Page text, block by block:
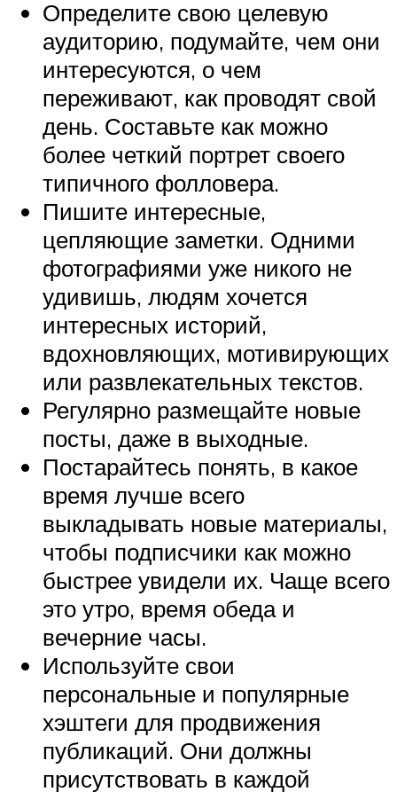
Определите свою целевую
аудиторию, подумайте, чем они
интересуются, о чем
переживают, как проводят свой
день. Составьте как можно
более четкий портрет своего
типичного фолловера.
Пишите интересные,
цепляющие заметки. Одними
фотографиями уже никого не
удивишь, людям хочется
интересных историй,
вдохновляющих, мотивирующих
или развлекательных текстов.
Регулярно размещайте новые
посты, даже в выходные.
Постарайтесь понять, в какое
время лучше всего
выкладывать новые материалы,
чтобы подписчики как можно
быстрее увидели их. Чаще всего
это утро, время обеда и
вечерние часы.
Используйте свои
персональные и популярные
хэштеги для продвижения
публикаций. Они должны
присутствовать в каждой